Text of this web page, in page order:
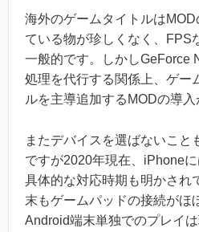
海外のゲームタイトルは
ている物が珍しくなく、FPS
一般的です。しかしGeForce
処理を代行する関係上、ゲー
ルを主導追加するMODの導入
またデバイスを選ばないこと
ですが2020年現在、iPhone
具体的な対応時期も明かされ
末もゲームパッドの接続がほ
Android端末単独でのプレイ